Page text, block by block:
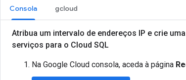
Consola gcloud
Atribua um intervalo de endereços IP e crie
serviços para o Cloud SQL
Na Google Cloud consola, aceda à página